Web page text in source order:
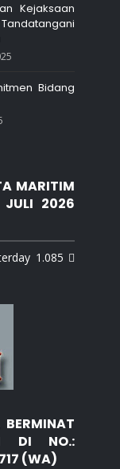
Kejaksaan
Bidang
MARITIM
JULI 2026
1.085 
DI NO.:
(WA)